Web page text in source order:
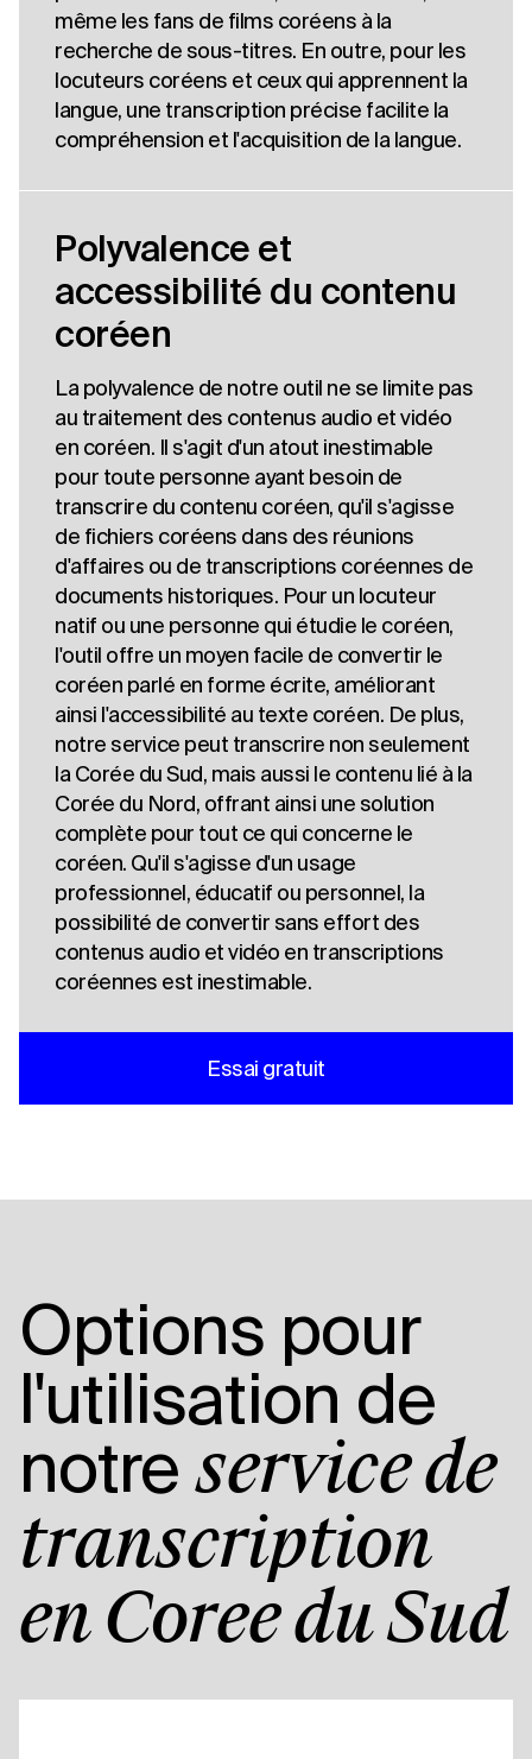
même les fans de films coréens à la
recherche de sous-titres. En outre, pour les
locuteurs coréens et ceux qui apprennent la
langue, une transcription précise facilite la
compréhension et l'acquisition de la langue.
Polyvalence et
accessibilité du contenu
coréen
La polyvalence de notre outil ne se limite pas
au traitement des contenus audio et vidéo
en coréen. Il s'agit d'un atout inestimable
pour toute personne ayant besoin de
transcrire du contenu coréen, qu'il s'agisse
de fichiers coréens dans des réunions
d'affaires ou de transcriptions coréennes de
documents historiques. Pour un locuteur
natif ou une personne qui étudie le coréen,
l'outil offre un moyen facile de convertir le
coréen parlé en forme écrite, améliorant
ainsi l'accessibilité au texte coréen. De plus,
notre service peut transcrire non seulement
la Corée du Sud, mais aussi le contenu lié à la
Corée du Nord, offrant ainsi une solution
complète pour tout ce qui concerne le
coréen. Qu'il s'agisse d'un usage
professionnel, éducatif ou personnel, la
possibilité de convertir sans effort des
contenus audio et vidéo en transcriptions
coréennes est inestimable.
Essai gratuit
Options pour
l'utilisation de
notre service de
transcription
en Corée du Sud